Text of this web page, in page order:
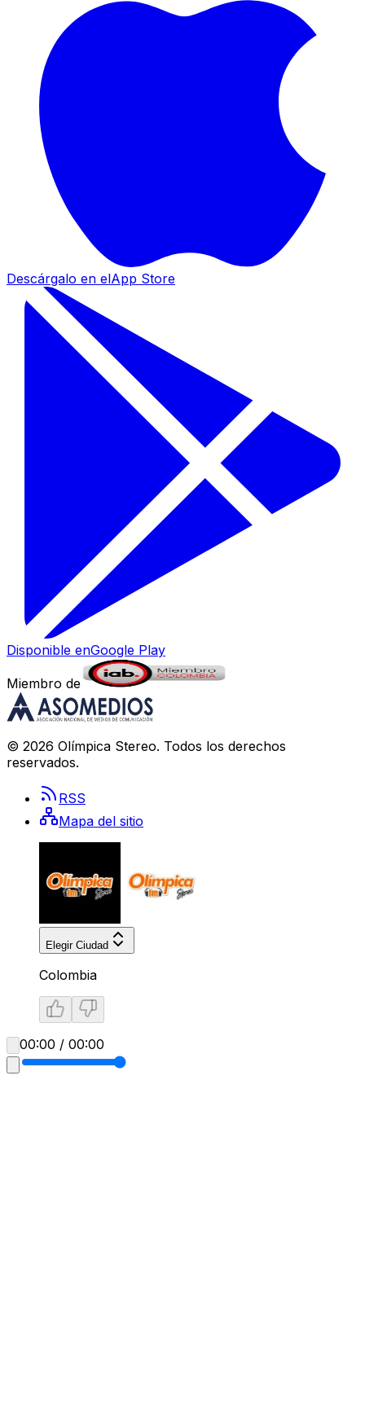
Descárgalo en elApp Store
Disponible enGoogle Play
Miembro de
© 2026 Olímpica Stereo. Todos los derechos
reservados.
RSS
Mapa del sitio
Elegir Ciudad
Colombia
00:00 / 00:00